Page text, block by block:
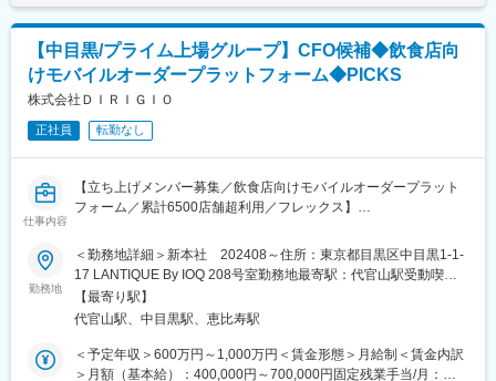
に携われます。
・営業・SES双方の組織を統括し、大きな裁量を持って組織づく
りを推進できます。
・売上責任だけではなく、人材育成や組織変革にも深く関われる
ため、経営視点でのキャリア形成が可能です。
・将来的には北海道拠点長から役員へ会社を牽引する中核人材と
して、更なるキャリアアップも期待されています。
■業務詳細：
・エンタープライズ企業へのサービス構築提案
・新規事業の企画／実行
・事業アライアンスの推進
・事業戦略の立案～実行
・事業計画書の策定、数値管理
■ポジションの魅力：
・俯瞰かつ具体的な目線で事業に携われます。
想で自由に事業開発に従事することが可能です。
■製品の特長：
◇モバイルオーダープラットフォーム「PICKS」：個店を中心に
◇「PICKS」を利用することで、飲食店はテイクアウトやデリバ
リーにおける集客～継続的な顧客リレーションの強化まで包括的
【中目黒/プライム上場グループ】CFO候補◆飲食店向
けモバイルオーダープラットフォーム◆PICKS
株式会社ＤＩＲＩＧＩＯ
正社員 転勤なし
仕事内容
【立ち上げメンバー募集／飲食店向けモバイルオーダープラット
フォーム／累計6500店舗超利用／フレックス】
■募集背景：
当社は飲食店に対して、モバイルオーダーの立ち上げ～活用まで
を一貫してご提供するモバイルオーダープラットフォーム事業を
提供しているスタートアップです。2021年7月にシリーズAの資金
調達を実施し、今まさに事業拡大を行なっていくフェーズにあり
ます。当社のビジョンの実現に向けて、経営メンバーとして参画
いただけるCFO・管理部長候補の募集になります。会社の中核に
勤務地
＜勤務地詳細＞新本社 202408～住所：東京都目黒区中目黒1-1-
17 LANTIQUE By IOQ 208号室勤務地最寄駅：代官山駅受動喫煙
対策：屋内全面禁煙
【最寄り駅】
代官山駅、中目黒駅、恵比寿駅
＜予定年収＞600万円～1,000万円＜賃金形態＞月給制＜賃金内訳
＞月額（基本給）：400,000円～700,000円固定残業手当/月：